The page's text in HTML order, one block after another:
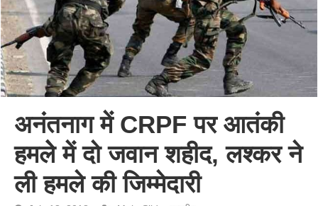
अनंतनाग में CRPF पर आतंकी
हमलेे में दो जवान शहीद, लश्कर ने
ली हमले की जिम्मेदारी